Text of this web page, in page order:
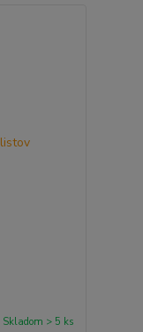
Skladom > 5 ks